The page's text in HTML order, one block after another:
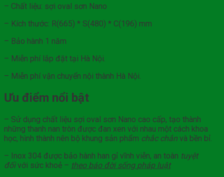
– Chất liệu: sợi oval sơn Nano
– Kích thước: R(665) * S(480) * C(196) mm
– Bảo hành 1 năm
– Miễn phí lắp đặt tại Hà Nội.
– Miễn phí vận chuyển nội thành Hà Nội.
Ưu điểm nổi bật
– Sử dụng chất liệu sợi oval sơn Nano cao cấp, tạo thành
những thanh nan tròn được đan xen với nhau một cách khoa
học, hình thành nên bộ khung sản phẩm chắc chắn và bền bỉ.
– Inox 304 được bảo hành han gỉ vĩnh viễn, an toàn tuyệt
đốivới sức khoẻ – theo báo đời sống pháp luật